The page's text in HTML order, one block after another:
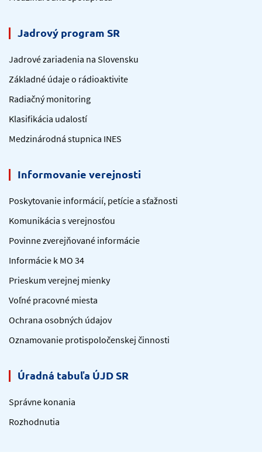
Jadrový program SR
Jadrové zariadenia na Slovensku
Základné údaje o rádioaktivite
Radiačný monitoring
Klasifikácia udalostí
Medzinárodná stupnica INES
Informovanie verejnosti
Poskytovanie informácií, petície a sťažnosti
Komunikácia s verejnosťou
Povinne zverejňované informácie
Informácie k MO 34
Prieskum verejnej mienky
Voľné pracovné miesta
Ochrana osobných údajov
Oznamovanie protispoločenskej činnosti
Úradná tabuľa ÚJD SR
Správne konania
Rozhodnutia